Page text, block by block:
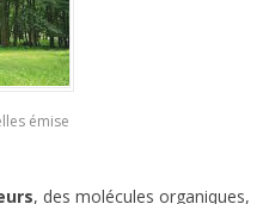
émise
, des molécules organiques,